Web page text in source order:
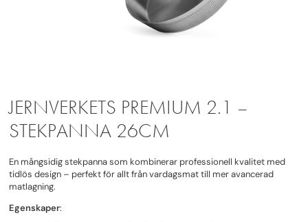
JERNVERKETS PREMIUM 2.1 –
STEKPANNA 26CM
En mångsidig stekpanna som kombinerar professionell kvalitet med
tidlös design – perfekt för allt från vardagsmat till mer avancerad
matlagning.
Egenskaper: